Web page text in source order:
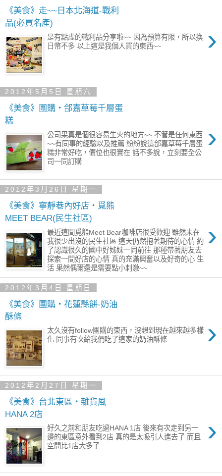
《美食》走~~日本北海道-戰利
品(必買名產)
›
是有點虛的戰利品分享啦~~ 因為預算有限，所以換
日幣不多 以上這是我個人買的東西~~
2012年5月5日 星期六
《美食》團購‧郃嘉草莓千層蛋
糕
›
公司果真是個很容易生火的地方~~ 不管是任何東西
~~有同事的經驗以及推薦 紛紛說這郃嘉草莓千層蛋
糕非常好吃，價位也很實在 話不多說，立刻要全公
司一同訂購
2012年3月26日 星期一
《美食》寧靜巷內好店‧覓熊
MEET BEAR(民生社區)
›
最近這間覓熊Meet Bear咖啡店很受歡迎 雖然未在
我很少出沒的民生社區 這天仍然抱著期待的心情 約
了認識很久的國中好姊妹一同前往 那種帶著朋友去
探索一間好店的心情 真的充滿興奮以及好奇的心 生
活 果然偶爾還是需要點小刺激~~
2012年3月4日 星期日
《美食》團購‧花蓮縣餅-奶油
酥條
›
太久沒有follow團購的東西，沒想到現在越來越多樣
化 同事有次給我們吃了這家的奶油酥條
2012年2月27日 星期一
《美食》台北東區‧雜貨風
HANA 2店
›
好久之前和朋友吃過HANA 1店 後來有次走到另一
邊的東區意外看到2店 真的是太吸引人進去了 而且
空間比1店大多了